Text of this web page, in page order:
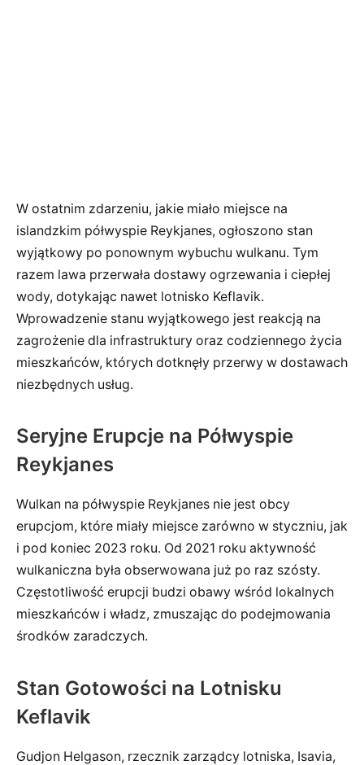
W ostatnim zdarzeniu, jakie miało miejsce na
islandzkim półwyspie Reykjanes, ogłoszono stan
wyjątkowy po ponownym wybuchu wulkanu. Tym
razem lawa przerwała dostawy ogrzewania i ciepłej
wody, dotykając nawet lotnisko Keflavik.
Wprowadzenie stanu wyjątkowego jest reakcją na
zagrożenie dla infrastruktury oraz codziennego życia
mieszkańców, których dotknęły przerwy w dostawach
niezbędnych usług.
Seryjne Erupcje na Półwyspie
Reykjanes
Wulkan na półwyspie Reykjanes nie jest obcy
erupcjom, które miały miejsce zarówno w styczniu, jak
i pod koniec 2023 roku. Od 2021 roku aktywność
wulkaniczna była obserwowana już po raz szósty.
Częstotliwość erupcji budzi obawy wśród lokalnych
mieszkańców i władz, zmuszając do podejmowania
środków zaradczych.
Stan Gotowości na Lotnisku
Keflavik
Gudjon Helgason, rzecznik zarządcy lotniska, Isavia,